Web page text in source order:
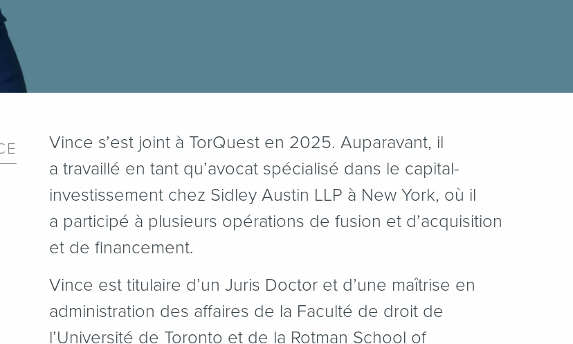
Vince s’est joint à TorQuest en 2025. Auparavant, il
a travaillé en tant qu’avocat spécialisé dans le capital-
investissement chez Sidley Austin LLP à New York, où il
a participé à plusieurs opérations de fusion et d’acquisition
et de financement.
Vince est titulaire d’un Juris Doctor et d’une maîtrise en
administration des affaires de la Faculté de droit de
l’Université de Toronto et de la Rotman School of